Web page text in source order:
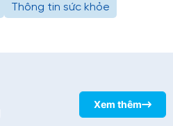
Thông tin sức khỏe
Xem thêm